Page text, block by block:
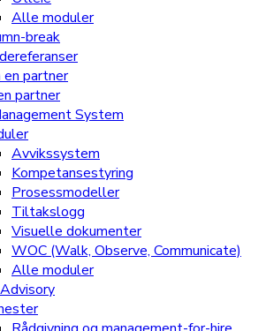
Alle moduler
break
en partner
partner
System
Avvikssystem
Kompetansestyring
Prosessmodeller
Tiltakslogg
Visuelle dokumenter
WOC (Walk, Observe, Communicate)
Alle moduler